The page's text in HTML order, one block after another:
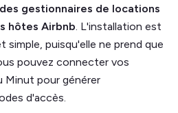
gestionnaires de locations
hôtes Airbnb. L'installation est
simple, puisqu'elle ne prend que
pouvez connecter vos
Minut pour générer
d'accès.